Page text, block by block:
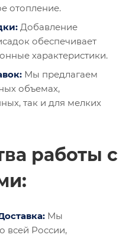
отопление.
Добавление
обеспечивает
характеристики.
Мы предлагаем
объемах,
так и для мелких
работы с
Мы
всей России,